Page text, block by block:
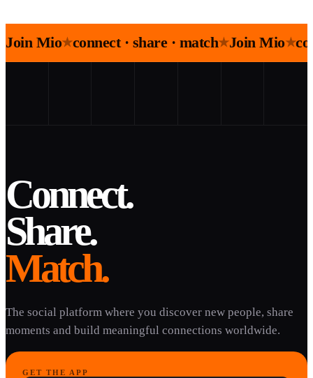
Join Mio★connect · share · match★Join Mio★
Connect.
Share.
Match.
The social platform where you discover new people, share
moments and build meaningful connections worldwide.
GET THE APP